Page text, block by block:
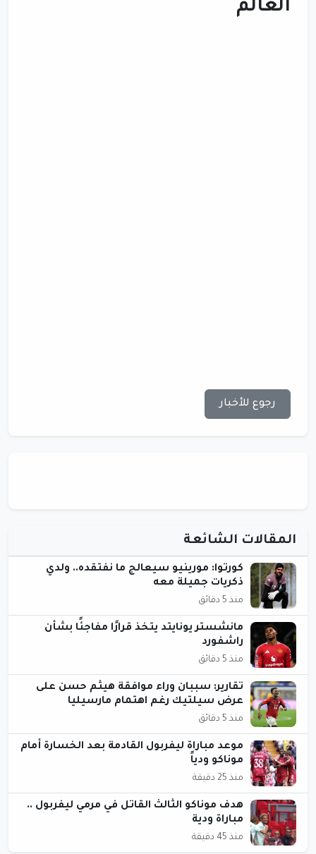
العالم
رجوع للأخبار
المقالات الشائعة
كورتوا: مورينيو سيعالج ما نفتقده.. ولدي
ذكريات جميلة معه
منذ 5 دقائق
مانشستر يونايتد يتخذ قرارًا مفاجئًا بشأن
راشفورد
منذ 5 دقائق
تقارير: سببان وراء موافقة هيثم حسن على
عرض سيلتيك رغم اهتمام مارسيليا
منذ 5 دقائق
موعد مباراة ليفربول القادمة بعد الخسارة أمام
موناكو ودياً
منذ 25 دقيقة
هدف موناكو الثالث القاتل في مرمي ليفربول ..
مباراة ودية
منذ 45 دقيقة